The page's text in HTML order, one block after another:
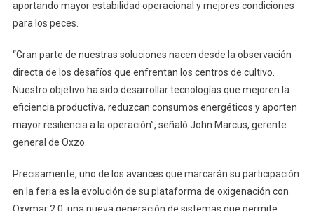
aportando mayor estabilidad operacional y mejores condiciones
para los peces.
“Gran parte de nuestras soluciones nacen desde la observación
directa de los desafíos que enfrentan los centros de cultivo.
Nuestro objetivo ha sido desarrollar tecnologías que mejoren la
eficiencia productiva, reduzcan consumos energéticos y aporten
mayor resiliencia a la operación”, señaló John Marcus, gerente
general de Oxzo.
Precisamente, uno de los avances que marcarán su participación
en la feria es la evolución de su plataforma de oxigenación con
Oxymar 2.0, una nueva generación de sistemas que permite